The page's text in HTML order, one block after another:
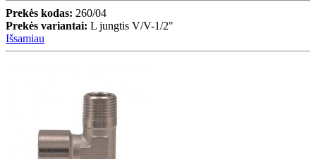
Prekės kodas: 260/04
Prekės variantai: L jungtis V/V-1/2"
Išsamiau